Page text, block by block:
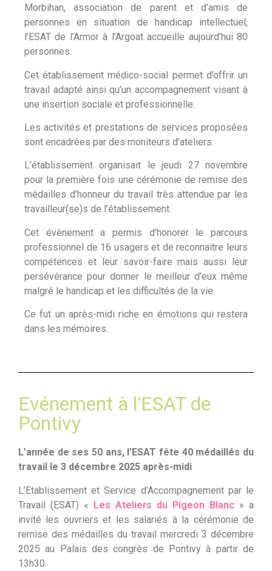
Morbihan, association de parent et d’amis de
personnes en situation de handicap intellectuel,
l’ESAT de l’Armor à l’Argoat accueille aujourd’hui 80
personnes.
Cet établissement médico-social permet d’offrir un
travail adapté ainsi qu’un accompagnement visant à
une insertion sociale et professionnelle.
Les activités et prestations de services proposées
sont encadrées par des moniteurs d’ateliers.
L’établissement organisait le jeudi 27 novembre
pour la première fois une cérémonie de remise des
médailles d’honneur du travail très attendue par les
travailleur(se)s de l’établissement.
Cet évènement a permis d’honorer le parcours
professionnel de 16 usagers et de reconnaitre leurs
compétences et leur savoir-faire mais aussi leur
persévérance pour donner le meilleur d’eux même
malgré le handicap et les difficultés de la vie.
Ce fut un après-midi riche en émotions qui restera
dans les mémoires.
Evénement à l'ESAT de
Pontivy
L’année de ses 50 ans, l’ESAT fête 40 médaillés du
travail le 3 décembre 2025 après-midi
L’Etablissement et Service d’Accompagnement par le
Travail (ESAT) « Les Ateliers du Pigeon Blanc » a
invité les ouvriers et les salariés à la cérémonie de
remise des médailles du travail mercredi 3 décembre
2025 au Palais des congrès de Pontivy à partir de
13h30.